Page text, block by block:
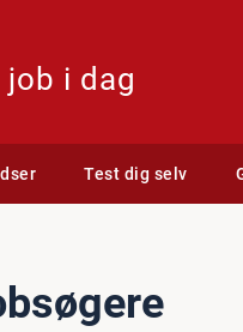
job i dag
Test dig selv